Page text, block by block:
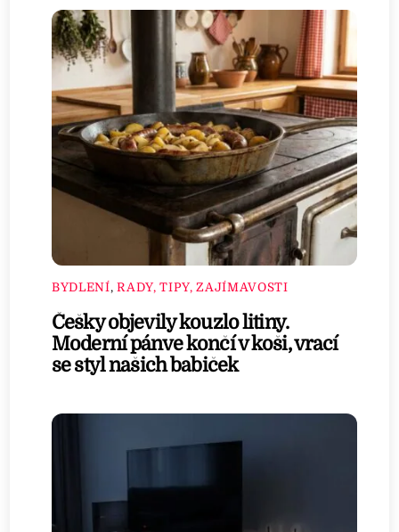
BYDLENÍ,RADY, TIPY, ZAJÍMAVOSTI
Češky objevily kouzlo litiny.
Moderní pánve končí v koši, vrací
se styl našich babiček